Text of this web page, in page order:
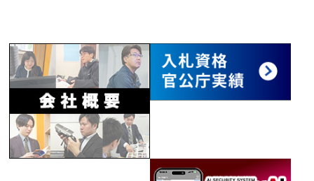
HRD-1641KN 詳細
PoE+スイッチ内蔵4CHネットワークビデオレコ
ーダー「SRN-473KSN」